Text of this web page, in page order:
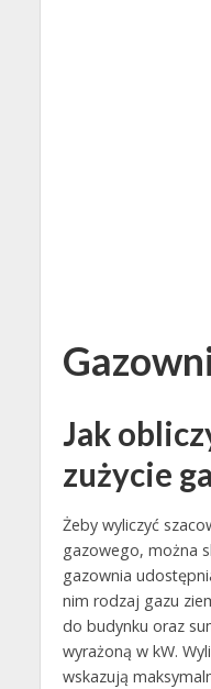
Jak
zużycie
Żeby wyliczyć
gazowego, można
gazownia
nim rodzaj gazu
do budynku oraz
wyrażoną w kW.
wskazują